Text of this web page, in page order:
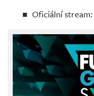
Oficiální stream: